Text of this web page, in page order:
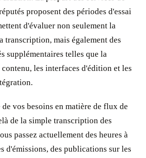
proposent des périodes d'essai
d'évaluer non seulement la
transcription, mais également des
supplémentaires telles que la
les interfaces d'édition et les
de vos besoins en matière de flux de
de la simple transcription des
passez actuellement des heures à
d'émissions, des publications sur les